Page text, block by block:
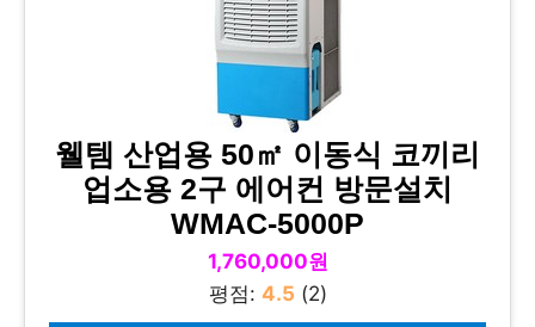
웰템 산업용 50㎡ 이동식 코끼리
업소용 2구 에어컨 방문설치
WMAC-5000P
1,760,000원
평점: 4.5 (2)